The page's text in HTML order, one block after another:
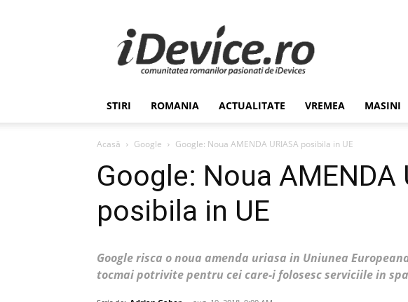
Stiri
de
Ultima
Ora
Romania,
Economie,
–
iDevice.ro
STIRI ROMANIA ACTUALITATE VREMEA MASINI
Acasă Google Google: Noua AMENDA URIASA posibila in UE
Google: Noua AMENDA
posibila in UE
Google risca o noua amenda uriasa in Uniunea
tocmai potrivite pentru cei care-i folosesc serviciile in